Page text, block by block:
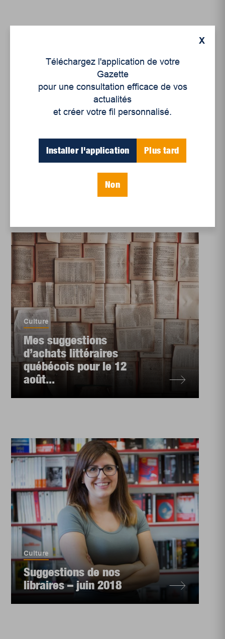
Suggestions de nos
libraires – novembre
Culture
Mes suggestions
d’achats littéraires
québécois pour le 12
août...
Culture
Suggestions de nos
libraires – juin 2018
X
Téléchargez l'application de votre
Gazette
pour une consultation efficace de vos
actualités
et créer votre fil personnalisé.
Installer l'application Plus tard
Non